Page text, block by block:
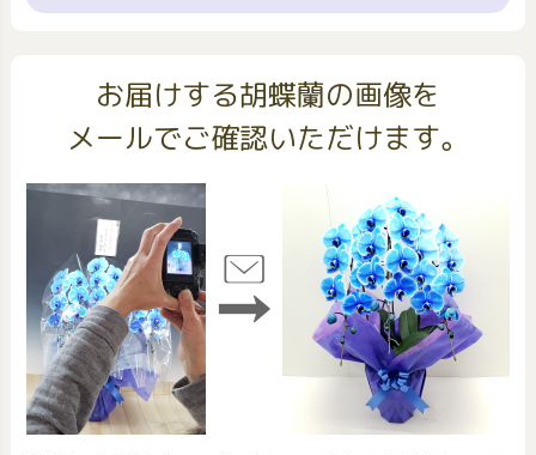
お届けする胡蝶蘭の画像を
メールでご確認いただけます。